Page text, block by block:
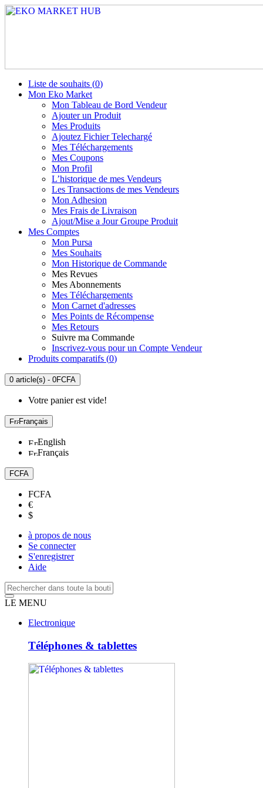
Liste de souhaits (0)
Mon Eko Market
Mon Tableau de Bord Vendeur
Ajouter un Produit
Mes Produits
Ajoutez Fichier Telechargé
Mes Téléchargements
Mes Coupons
Mon Profil
L’historique de mes Vendeurs
Les Transactions de mes Vendeurs
Mon Adhesion
Mes Frais de Livraison
Ajout/Mise a Jour Groupe Produit
Mes Comptes
Mon Pursa
Mes Souhaits
Mon Historique de Commande
Mes Revues
Mes Abonnements
Mes Téléchargements
Mon Carnet d'adresses
Mes Points de Récompense
Mes Retours
Suivre ma Commande
Inscrivez-vous pour un Compte Vendeur
Produits comparatifs (0)
0 article(s) - 0FCFA
Votre panier est vide!
Français
English
Français
FCFA
FCFA
€
$
à propos de nous
Se connecter
S'enregistrer
Aide
LE MENU
Electronique
Téléphones & tablettes